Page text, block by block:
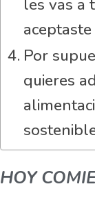
les vas a
Por
quieres
HOY